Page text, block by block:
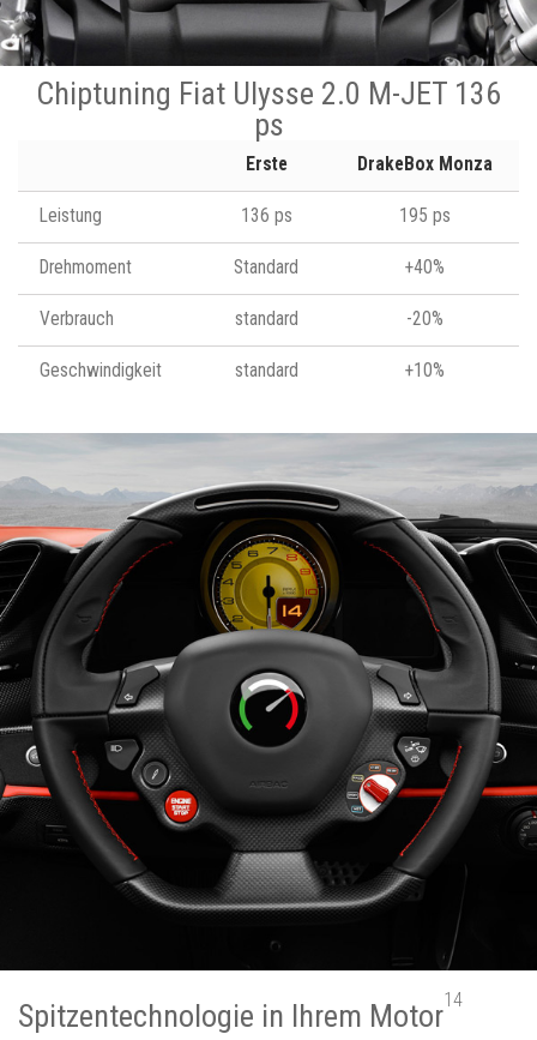
Chiptuning Fiat Ulysse 2.0 M-JET 136
ps
Erste DrakeBox Monza
Leistung 136 ps 195 ps
Drehmoment Standard +40%
Verbrauch standard -20%
Geschwindigkeit standard +10%
Spitzentechnologie in Ihrem Motor14